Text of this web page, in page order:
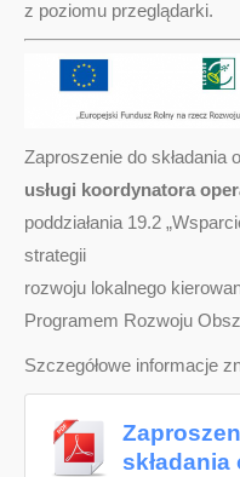
z poziomu przeglądarki.
Zaproszenie do składania
usługi koordynatora
poddziałania 19.2
strategii
rozwoju lokalnego
Programem Rozwoju
Szczegółowe informacje
składania